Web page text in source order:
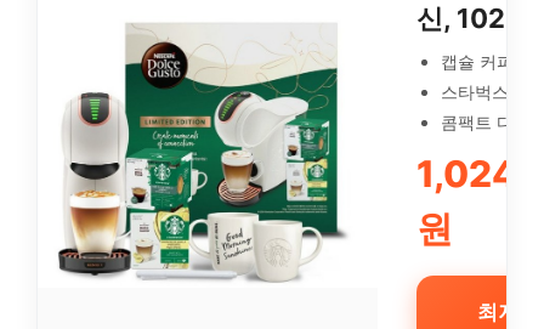
신, 1024
캡슐 커피머
스타벅스 커
콤팩트 디자
원
최저